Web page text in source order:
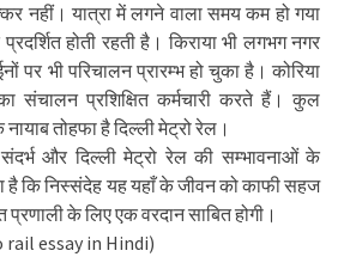
नहीं। यात्रा में लगने वाला समय कम हो गया
होती रहती है। किराया भी लगभग नगर
पर भी परिचालन प्रारम्भ हो चुका है। कोरिया
संचालन प्रशिक्षित कर्मचारी करते हैं। कुल
तोहफा है दिल्ली मेट्रो रेल।
और दिल्ली मेट्रो रेल की सम्भावनाओं के
है कि निस्संदेह यह यहाँ के जीवन को काफी सहज
प्रणाली के लिए एक वरदान साबित होगी।
rail essay in Hindi)